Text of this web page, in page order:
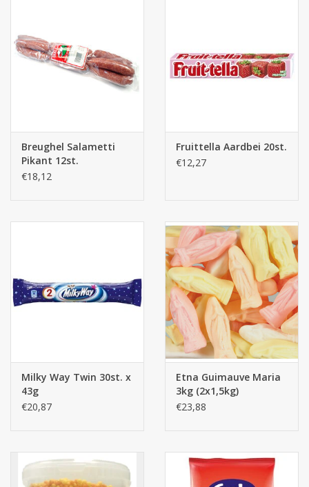
Breughel Salametti
Pikant 12st.
€18,12
Fruittella Aardbei 20st.
€12,27
Milky Way Twin 30st. x
43g
€20,87
Etna Guimauve Maria
3kg (2x1,5kg)
€23,88